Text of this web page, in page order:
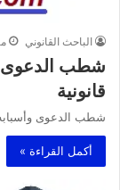
الباحث القانوني
شطب الدعوى
قانونية
شطب الدعوى
أكمل القراءة »